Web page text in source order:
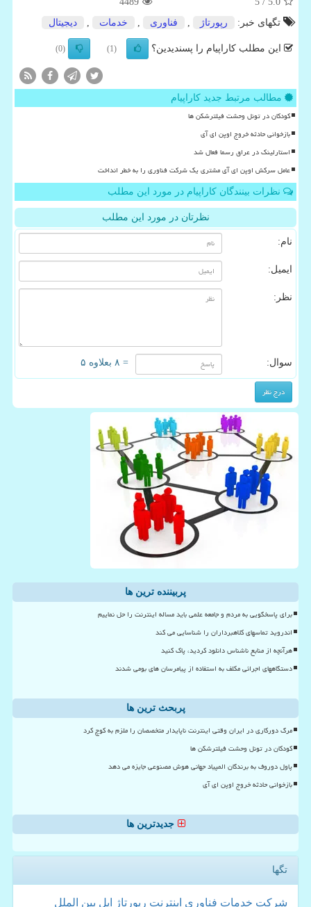
تگهای خبر:
رپورتاژ فناوری خدمات دیجیتال
این مطلب کاراپیام را پسندیدین؟ (1)
(0)
مطالب مرتبط جدید کاراپیام
کودکان در تونل وحشت فیلترشکن ها
بازخوانی حادثه خروج اوپن ای آی
استارلینک در عراق رسما فعال شد
عامل سرکش اوپن ای آی مشتری یک شرکت فناوری را به خطر انداخت
نظرات بینندگان کاراپیام در مورد این مطلب
نظرتان در مورد این مطلب
نام:
ایمیل:
نظر:
سوال: = ۸ بعلاوه ۵
پربیننده ترین ها
برای پاسخگویی به مردم و جامعه علمی باید مساله اینترنت را حل نماییم
اندروید تماسهای کلاهبرداران را شناسایی می کند
هرآنچه از منابع ناشناس دانلود کردید، پاک کنید
دستگاههای اجرائی مکلف به استفاده از پیامرسان های بومی شدند
پربحث ترین ها
مرگ دورکاری در ایران وقتی اینترنت ناپایدار متخصصان را ملزم به کوچ کرد
کودکان در تونل وحشت فیلترشکن ها
پاول دوروف به برندگان المپیاد جهانی هوش مصنوعی جایزه می دهد
بازخوانی حادثه خروج اوپن ای آی
جدیدترین ها
تگها
شركت خدمات فناوری اینترنت رپورتاژ اپل بین الملل